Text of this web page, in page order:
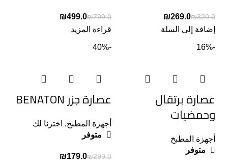
₪320.0
₪269.0
إضافة إلى السلة
₪799.0
₪499.0
قراءة المزيد
-16%
عصارة برتقال
وحمضيات
أجهزة المطبخ
متوفر
-40%
عصارة جزر BENATON
أجهزة المطبخ, اخترنا لك
متوفر
₪299.0
₪179.0